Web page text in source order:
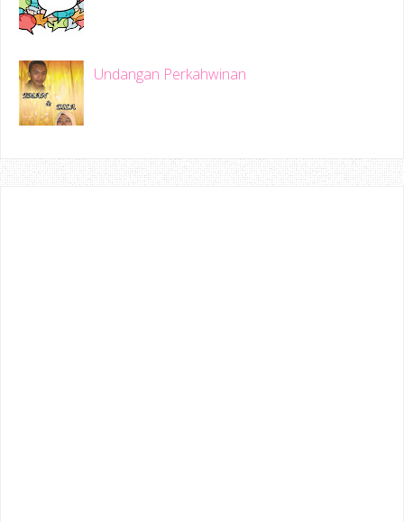
Undangan Perkahwinan